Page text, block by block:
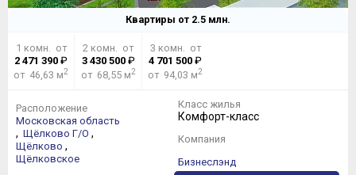
Квартиры от 2.5 млн.
1 комн. от
2 471 390 ₽
от 46,63 м2
2 комн. от
3 430 500₽
от 68,55 м2
3 комн. от
4 701 500 ₽
от 94,03 м2
Расположение
Московская область
, Щёлково Г/О ,
Щёлково ,
Щёлковское
Класс жилья
Комфорт-класс
Компания
Бизнеслэнд